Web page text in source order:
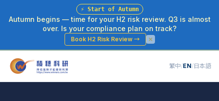
⚡ Start of Autumn
Autumn begins — time for your H2 risk review. Q3 is almost
over. Is your compliance plan on track?
Book H2 Risk Review→
繁中/EN/日本語